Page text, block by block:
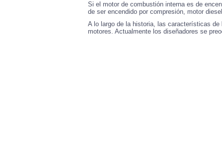
Si el motor de combustión interna es de
de ser encendido por compresión, motor
A lo largo de la historia, las características
motores. Actualmente los diseñadores se